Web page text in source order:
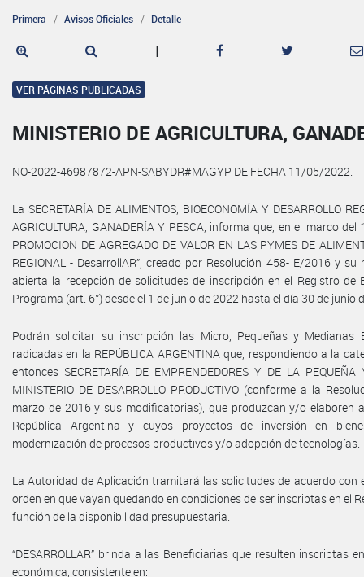
Primera Avisos Oficiales Detalle
|
VER PÁGINAS PUBLICADAS
MINISTERIO DE AGRICULTURA,
NO-2022-46987872-APN-SABYDR#MAGYP DE FECHA 11/05/2022.
La SECRETARÍA DE ALIMENTOS, BIOECONOMÍA Y DESARROLLO
AGRICULTURA, GANADERÍA Y PESCA, informa que, en el marco del
PROMOCION DE AGREGADO DE VALOR EN LAS PYMES DE
REGIONAL - DesarrollAR”, creado por Resolución 458- E/2016 y
abierta la recepción de solicitudes de inscripción en el Registro de
Programa (art. 6°) desde el 1 de junio de 2022 hasta el día 30 de junio
Podrán solicitar su inscripción las Micro, Pequeñas y
radicadas en la REPÚBLICA ARGENTINA que, respondiendo a la
entonces SECRETARÍA DE EMPRENDEDORES Y DE LA
MINISTERIO DE DESARROLLO PRODUCTIVO (conforme a la
marzo de 2016 y sus modificatorias), que produzcan y/o elaboren
República Argentina y cuyos proyectos de inversión en
modernización de procesos productivos y/o adopción de tecnologías.
La Autoridad de Aplicación tramitará las solicitudes de acuerdo con
orden en que vayan quedando en condiciones de ser inscriptas en el
función de la disponibilidad presupuestaria.
“DESARROLLAR” brinda a las Beneficiarias que resulten inscriptas
económica, consistente en: